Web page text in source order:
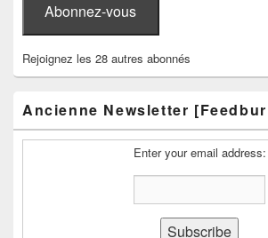
Abonnez-vous
Rejoignez les 28 autres abonnés
Ancienne Newsletter
Enter your email address: